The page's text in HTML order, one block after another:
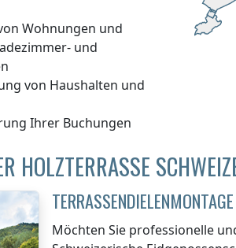
Wohnungen und
und
von Haushalten und
Ihrer Buchungen
HOLZTERRASSE
TERRASSENDIELENMONTAGE
Möchten Sie professionelle